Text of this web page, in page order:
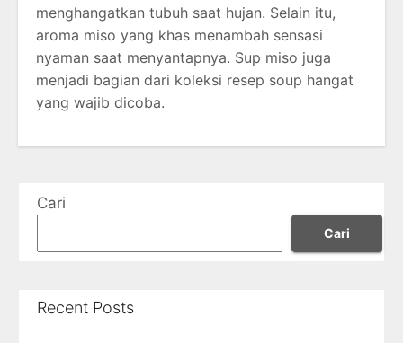
menghangatkan tubuh saat hujan. Selain itu,
aroma miso yang khas menambah sensasi
nyaman saat menyantapnya. Sup miso juga
menjadi bagian dari koleksi resep soup hangat
yang wajib dicoba.
Cari
Cari
Recent Posts